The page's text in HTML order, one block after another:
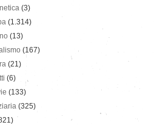
(3)
(1.314)
(13)
(167)
(21)
(6)
(133)
(325)